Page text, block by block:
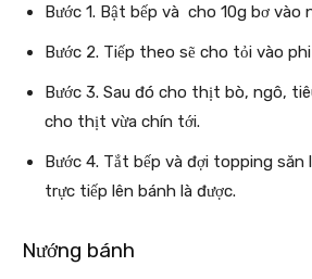
Bước 1. Bật bếp và cho 10g bơ vào
Bước 2. Tiếp theo sẽ cho tỏi vào
Bước 3. Sau đó cho thịt bò, ngô,
cho thịt vừa chín tới.
Bước 4. Tắt bếp và đợi topping săn
trực tiếp lên bánh là được.
Nướng bánh